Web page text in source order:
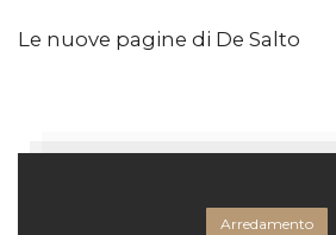
Le nuove pagine di De Salto
Arredamento